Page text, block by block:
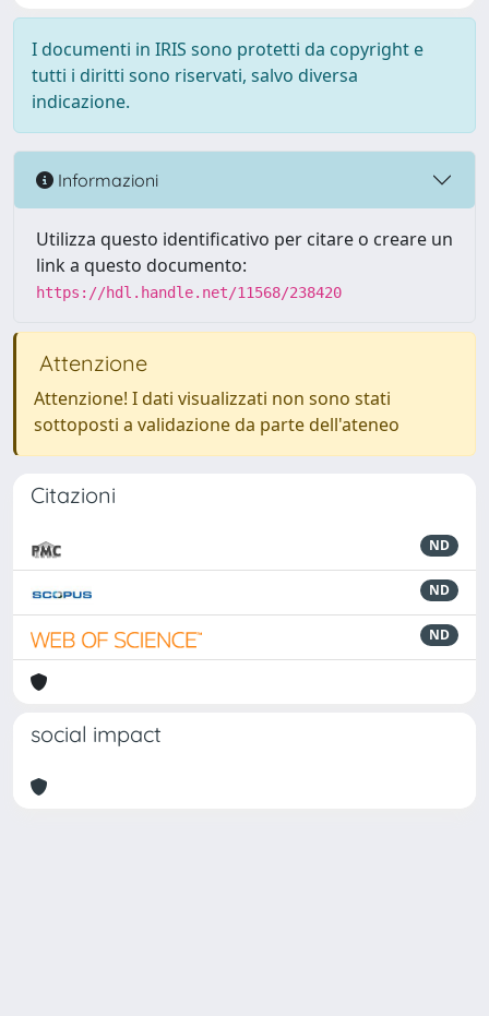
I documenti in IRIS sono protetti da copyright e
tutti i diritti sono riservati, salvo diversa
indicazione.
Informazioni
Utilizza questo identificativo per citare o creare un
link a questo documento:
https://hdl.handle.net/11568/238420
Attenzione
Attenzione! I dati visualizzati non sono stati
sottoposti a validazione da parte dell'ateneo
Citazioni
ND
ND
ND
social impact